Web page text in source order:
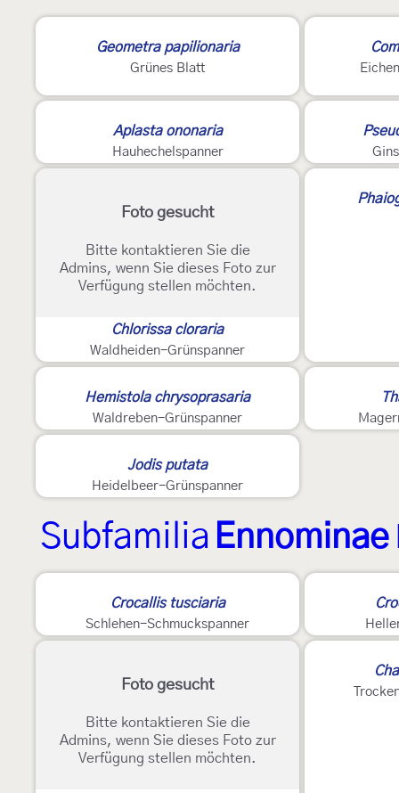
Geometra papilionaria
Grünes Blatt
Aplasta ononaria
Hauhechelspanner
Foto gesucht
Bitte kontaktieren Sie die
Admins, wenn Sie dieses Foto zur
Verfügung stellen möchten.
Chlorissa cloraria
Waldheiden-Grünspanner
Hemistola chrysoprasaria
Waldreben-Grünspanner
Jodis putata
Heidelbeer-Grünspanner
Subfamilia Ennominae
Crocallis tusciaria
Schlehen-Schmuckspanner
Foto gesucht
Bitte kontaktieren Sie die
Admins, wenn Sie dieses Foto zur
Verfügung stellen möchten.